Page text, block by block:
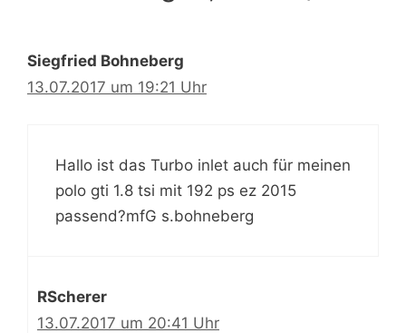
Siegfried Bohneberg
13.07.2017 um 19:21 Uhr
Hallo ist das Turbo inlet auch für meinen
polo gti 1.8 tsi mit 192 ps ez 2015
passend?mfG s.bohneberg
RScherer
13.07.2017 um 20:41 Uhr